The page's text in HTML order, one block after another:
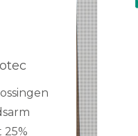
25%